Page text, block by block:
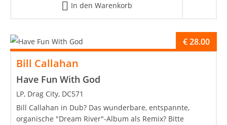
In den Warenkorb
Bill Callahan
Have Fun With God
€28.00
LP, Drag City, DC571
Bill Callahan in Dub? Das wunderbare, entspannte,
organische "Dream River"-Album als Remix? Bitte